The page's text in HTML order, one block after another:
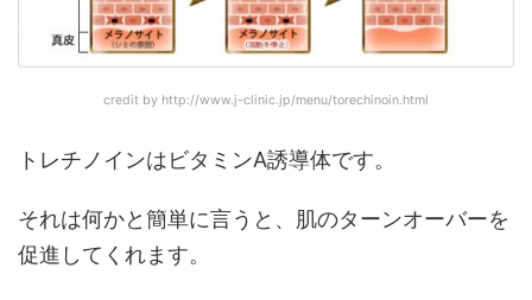
credit by http://www.j-clinic.jp/menu/torechinoin.html
トレチノインはビタミンA誘導体です。
それは何かと簡単に言うと、肌のターンオーバーを
促進してくれます。